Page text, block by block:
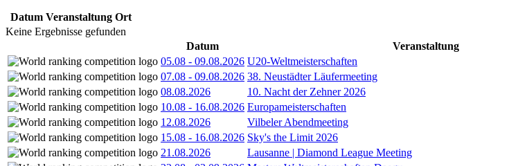
Datum Veranstaltung Ort
Keine Ergebnisse gefunden
Datum
Veranstaltung
05.08 - 09.08.2026 U20-Weltmeisterschaften
07.08 - 09.08.2026 38. Neustädter Läufermeeting
08.08.2026
10. Nacht der Zehner 2026
10.08 - 16.08.2026 Europameisterschaften
12.08.2026
Vilbeler Abendmeeting
15.08 - 16.08.2026 Sky's the Limit 2026
21.08.2026
Lausanne | Diamond League Meeting